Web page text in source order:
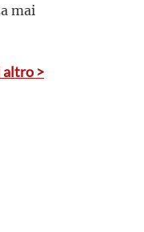
mai
altro >